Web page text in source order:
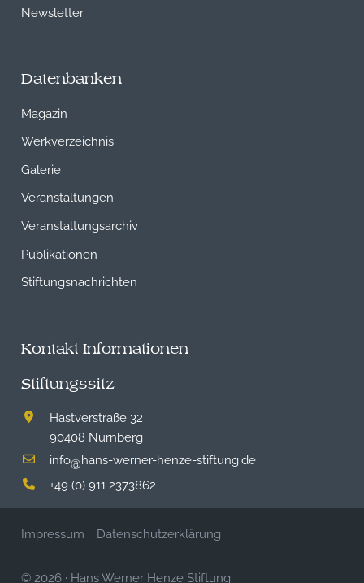
Newsletter
Datenbanken
Magazin
Werkverzeichnis
Galerie
Veranstaltungen
Veranstaltungsarchiv
Publikationen
Stiftungsnachrichten
Kontakt-Informationen
Stiftungssitz
Hastverstraße 32
90408 Nürnberg
info@hans-werner-henze-stiftung.de
+49 (0) 911 2373862
Impressum Datenschutzerklärung
© 2026 · Hans Werner Henze Stiftung